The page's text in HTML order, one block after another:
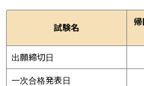
試験名
出願締切日
一次合格発表日